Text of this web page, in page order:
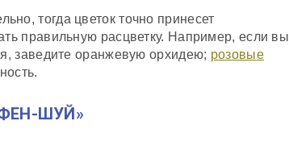
тогда цветок точно принесет
правильную расцветку. Например, если вы
заведите оранжевую орхидею; розовые
ШУЙ»